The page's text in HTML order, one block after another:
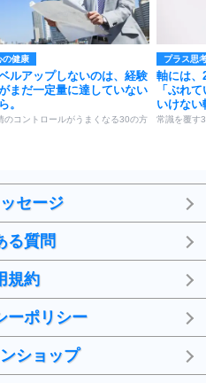
の健康
ルアップしないのは、経験
まだ一定量に達していない
。
のコントロールがうまくなる30の方
プラス思
軸には、
「ぶれ
いけない
常識を覆す
セージ
る質問
規約
ーポリシー
ショップ